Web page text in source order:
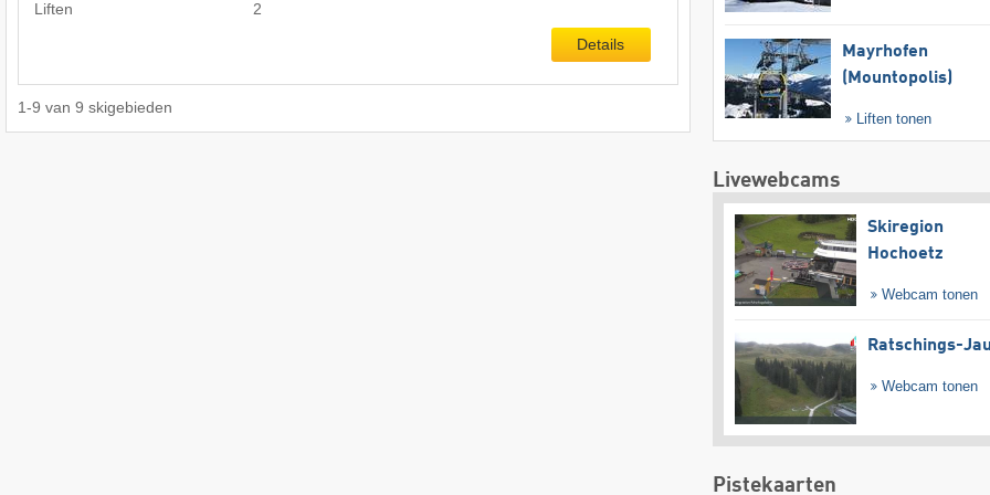
Liften
2
Details
1-9 van 9 skigebieden
Mayrhofen
(Mountopolis)
Liften tonen
Livewebcams
Skiregion
Hochoetz
Webcam tonen
Ratschings-
Webcam tonen
Pistekaarten